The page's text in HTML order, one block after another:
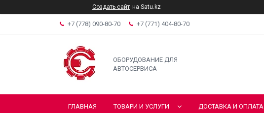
Создать сайт на Satu.kz
+7 (778) 090-80-70 +7 (771) 404-80-70
ОБОРУДОВАНИЕ ДЛЯ
АВТОСЕРВИСА
ГЛАВНАЯ ТОВАРИ И УСЛУГИ ДОСТАВКА И ОПЛАТА